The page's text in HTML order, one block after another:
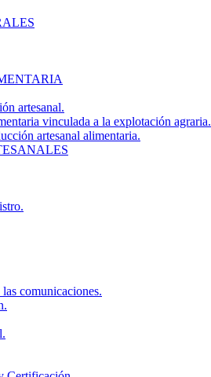
artesanal.
vinculada a la explotación agraria.
artesanal alimentaria.
comunicaciones.